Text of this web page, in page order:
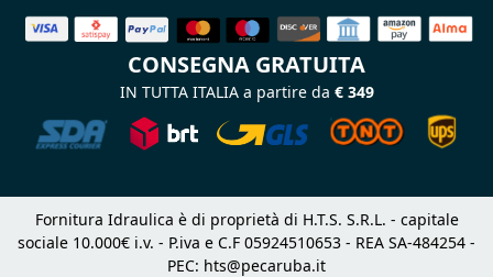
CONSEGNA GRATUITA
IN TUTTA ITALIA a partire da € 349
Fornitura Idraulica è di proprietà di H.T.S. S.R.L. - capitale
sociale 10.000€ i.v. - P.iva e C.F 05924510653 - REA SA-484254 -
PEC: hts@pecaruba.it